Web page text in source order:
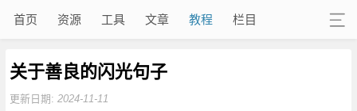
首页 资源 工具 文章 教程 栏目
关于善良的闪光句子
更新日期: 2024-11-11